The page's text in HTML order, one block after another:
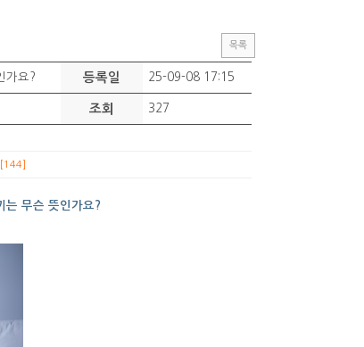
목록
가요? 등록일 25-09-08 17:15
조회 327
[144]
는 무슨 뜻인가요?